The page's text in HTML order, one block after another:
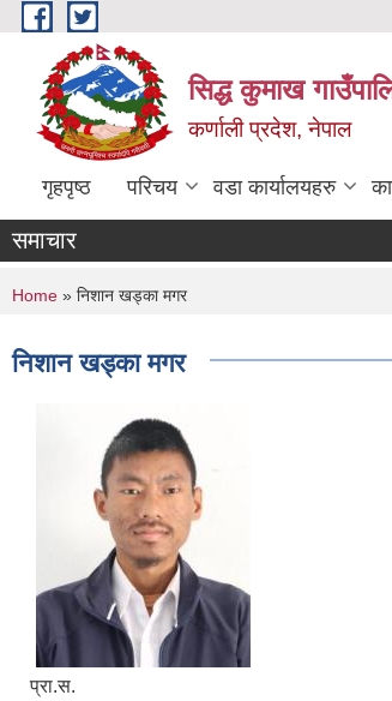
Skip to main content
सिद्ध कुमाख
कर्णाली प्रदेश, नेपाल
गृहपृष्ठ परिचय वडा कार्यालयहरु
समाचार
You are here
Home » निशान खड्का मगर
निशान खड्का मगर
प्रा.स.